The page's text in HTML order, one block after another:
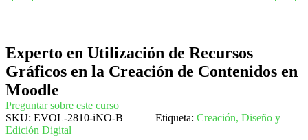
TÉRMICOS EN
MECÁNICA
Experto en Utilización de Recursos
Gráficos en la Creación de Contenidos en
Moodle
Preguntar sobre este curso
SKU: EVOL-2810-iNO-B Etiqueta: Creación, Diseño y
Edición Digital